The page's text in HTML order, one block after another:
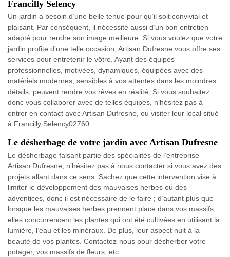
Francilly Selency
Un jardin a besoin d’une belle tenue pour qu’il soit convivial et
plaisant. Par conséquent, il nécessite aussi d’un bon entretien
adapté pour rendre son image meilleure. Si vous voulez que votre
jardin profite d’une telle occasion, Artisan Dufresne vous offre ses
services pour entretenir le vôtre. Ayant des équipes
professionnelles, motivées, dynamiques, équipées avec des
matériels modernes, sensibles à vos attentes dans les moindres
détails, peuvent rendre vos rêves en réalité. Si vous souhaitez
donc vous collaborer avec de telles équipes, n’hésitez pas à
entrer en contact avec Artisan Dufresne, ou visiter leur local situé
à Francilly Selency02760.
Le désherbage de votre jardin avec Artisan Dufresne
Le désherbage faisant partie des spécialités de l’entreprise
Artisan Dufresne, n’hésitez pas à nous contacter si vous avez des
projets allant dans ce sens. Sachez que cette intervention vise à
limiter le développement des mauvaises herbes ou des
adventices, donc il est nécessaire de le faire ; d’autant plus que
lorsque les mauvaises herbes prennent place dans vos massifs,
elles concurrencent les plantes qui ont été cultivées en utilisant la
lumière, l’eau et les minéraux. De plus, leur aspect nuit à la
beauté de vos plantes. Contactez-nous pour désherber votre
potager, vos massifs de fleurs, etc.